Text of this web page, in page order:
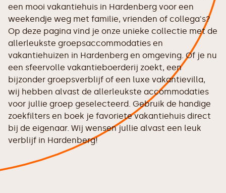
een mooi vakantiehuis in Hardenberg voor een
weekendje weg met familie, vrienden of collega's?
Op deze pagina vind je onze unieke collectie met de
allerleukste groepsaccommodaties en
vakantiehuizen in Hardenberg en omgeving. Of je nu
een sfeervolle vakantieboerderij zoekt, een
bijzonder groepsverblijf of een luxe vakantievilla,
wij hebben alvast de allerleukste accommodaties
voor jullie groep geselecteerd. Gebruik de handige
zoekfilters en boek je favoriete vakantiehuis direct
bij de eigenaar. Wij wensen jullie alvast een leuk
verblijf in Hardenberg!